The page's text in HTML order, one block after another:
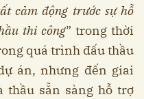
cảm động trước sự hỗ
thi công” trong thời
quá trình đấu thầu
án, nhưng đến giai
thầu sẵn sàng hỗ trợ